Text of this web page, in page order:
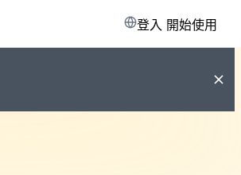
登入 開始使用